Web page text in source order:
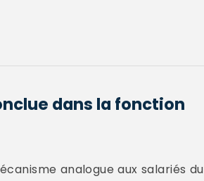
dans la fonction
analogue aux salariés du